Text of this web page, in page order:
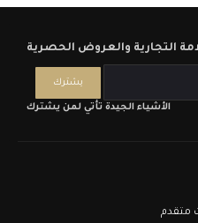
الأشياء الجيدة تأتي لمن يشترك
متقدم